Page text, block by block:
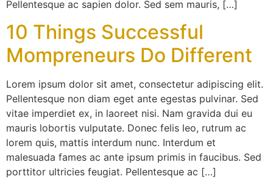
Pellentesque ac sapien dolor. Sed sem mauris, […]
10 Things Successful
Mompreneurs Do Different
Lorem ipsum dolor sit amet, consectetur adipiscing elit.
Pellentesque non diam eget ante egestas pulvinar. Sed
vitae imperdiet ex, in laoreet nisi. Nam gravida dui eu
mauris lobortis vulputate. Donec felis leo, rutrum ac
lorem quis, mattis interdum nunc. Interdum et
malesuada fames ac ante ipsum primis in faucibus. Sed
porttitor ultricies feugiat. Pellentesque ac […]